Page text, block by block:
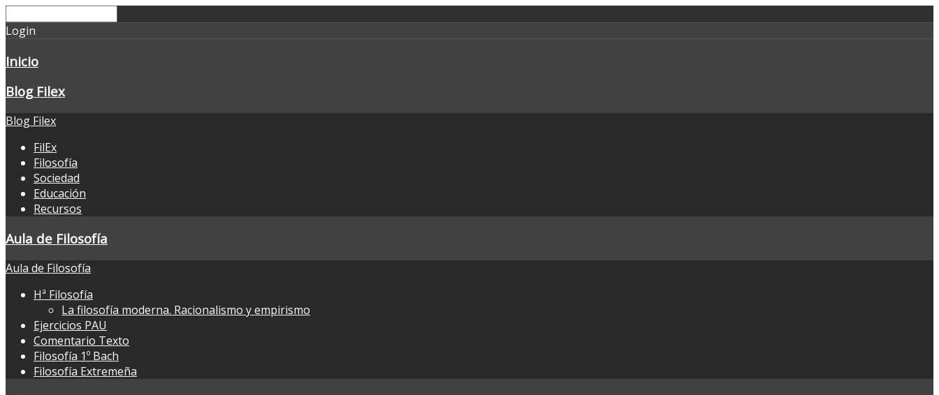
Login
Inicio
Blog Filex
Blog Filex
FilEx
Filosofía
Sociedad
Educación
Recursos
Aula de Filosofía
Aula de Filosofía
Hª Filosofía
La filosofía moderna. Racionalismo y empirismo
Ejercicios PAU
Comentario Texto
Filosofía 1º Bach
Filosofía Extremeña